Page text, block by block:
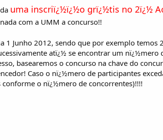
uma inscriï¿½ï¿½o grï¿½tis no 2ï¿½
com a UMM a concurso!!
1 Junho 2012, sendo que por exemplo temos
atï¿½ se encontrar um nï¿½mero
basearemos o concurso na chave do
Caso o nï¿½mero de participantes
o nï¿½mero de concorrentes)!!!!